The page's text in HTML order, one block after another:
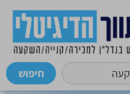
חיפוש